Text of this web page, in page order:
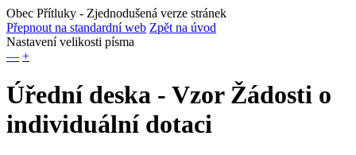
Obec Přítluky - Zjednodušená verze stránek
Přepnout na standardní web Zpět na úvod
Nastavení velikosti písma
— +
Úřední deska - Vzor Žádosti o
individuální dotaci